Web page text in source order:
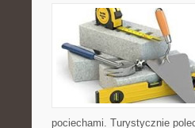
pociechami. Turystycznie